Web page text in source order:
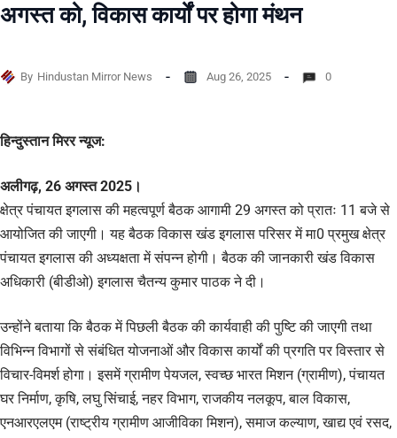
अगस्त को, विकास कार्यों पर होगा मंथन
By Hindustan Mirror News Aug 26, 2025 0
हिन्दुस्तान मिरर न्यूज:
अलीगढ़, 26 अगस्त 2025।
क्षेत्र पंचायत इगलास की महत्वपूर्ण बैठक आगामी 29 अगस्त को प्रातः 11 बजे से
आयोजित की जाएगी। यह बैठक विकास खंड इगलास परिसर में मा0 प्रमुख क्षेत्र
पंचायत इगलास की अध्यक्षता में संपन्न होगी। बैठक की जानकारी खंड विकास
अधिकारी (बीडीओ) इगलास चैतन्य कुमार पाठक ने दी।
उन्होंने बताया कि बैठक में पिछली बैठक की कार्यवाही की पुष्टि की जाएगी तथा
विभिन्न विभागों से संबंधित योजनाओं और विकास कार्यों की प्रगति पर विस्तार से
विचार-विमर्श होगा। इसमें ग्रामीण पेयजल, स्वच्छ भारत मिशन (ग्रामीण), पंचायत
घर निर्माण, कृषि, लघु सिंचाई, नहर विभाग, राजकीय नलकूप, बाल विकास,
एनआरएलएम (राष्ट्रीय ग्रामीण आजीविका मिशन), समाज कल्याण, खाद्य एवं रसद,